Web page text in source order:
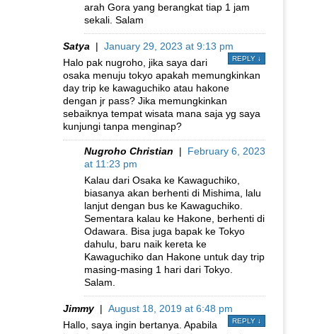
arah Gora yang berangkat tiap 1 jam
sekali. Salam
Satya | January 29, 2023 at 9:13 pm
REPLY ↓
Halo pak nugroho, jika saya dari
osaka menuju tokyo apakah memungkinkan
day trip ke kawaguchiko atau hakone
dengan jr pass? Jika memungkinkan
sebaiknya tempat wisata mana saja yg saya
kunjungi tanpa menginap?
Nugroho Christian | February 6, 2023
at 11:23 pm
Kalau dari Osaka ke Kawaguchiko,
biasanya akan berhenti di Mishima, lalu
lanjut dengan bus ke Kawaguchiko.
Sementara kalau ke Hakone, berhenti di
Odawara. Bisa juga bapak ke Tokyo
dahulu, baru naik kereta ke
Kawaguchiko dan Hakone untuk day trip
masing-masing 1 hari dari Tokyo.
Salam.
Jimmy| August 18, 2019 at 6:48 pm
REPLY ↓
Hallo, saya ingin bertanya. Apabila